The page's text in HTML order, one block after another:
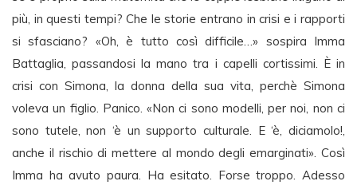
più, in questi tempi? Che le storie entrano in crisi e i rapporti
si sfasciano? «Oh, è tutto così difficile…» sospira Imma
Battaglia, passandosi la mano tra i capelli cortissimi. È in
crisi con Simona, la donna della sua vita, perchè Simona
voleva un figlio. Panico. «Non ci sono modelli, per noi, non ci
sono tutele, non ‘è un supporto culturale. E ‘è, diciamolo!,
anche il rischio di mettere al mondo degli emarginati». Così
Imma ha avuto paura. Ha esitato. Forse troppo. Adesso